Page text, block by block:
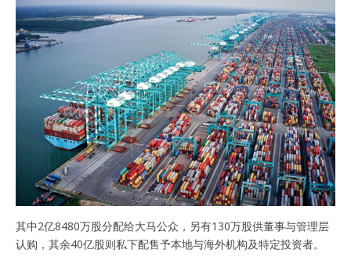
其中2亿8480万股分配给大马公众，另有130万股供董事与管理层
认购，其余40亿股则私下配售予本地与海外机构及特定投资者。